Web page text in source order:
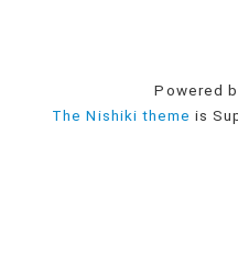
Powered
The Nishiki theme is